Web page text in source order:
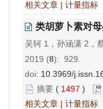
相关文章 | 计量指标
类胡萝卜素对
吴轲 1，孙涵潇 2，
2019 (8): 929.
doi: 10.3969/
摘要 ( 1497 )
相关文章 | 计量指标